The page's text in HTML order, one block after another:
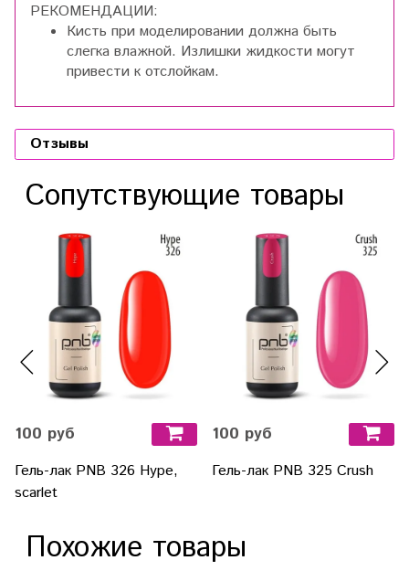
РЕКОМЕНДАЦИИ:
Кисть при моделировании должна быть
слегка влажной. Излишки жидкости могут
привести к отслойкам.
Отзывы
Сопутствующие товары
100 руб
Гель-лак PNB 326 Hype,
scarlet
100 руб
Гель-лак PNB 325 Crush
Похожие товары